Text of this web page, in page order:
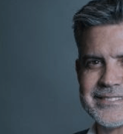
problema do cliente antes
este seja um dos movimentos
Não é só fazer um bom ABM
uma experiência de vinhos e
automáticos agradecendo a
precisa conhecer e influenciar,
receita não nasce apenas da
construção de confiança.